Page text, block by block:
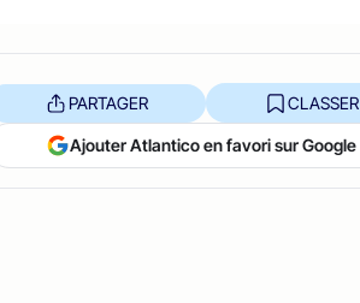
PARTAGER CLASSER
Ajouter Atlantico en favori sur Google